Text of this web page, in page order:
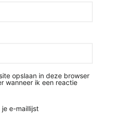
opslaan in deze browser
wanneer ik een reactie
e-maillijst